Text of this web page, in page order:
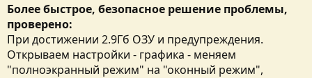
Более быстрое, безопасное решение проблемы,
проверено:
При достижении 2.9Гб ОЗУ и предупреждения.
Открываем настройки - графика - меняем
"полноэкранный режим" на "оконный режим",